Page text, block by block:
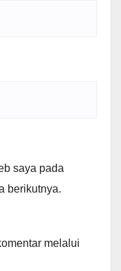
saya pada
berikutnya.
melalui